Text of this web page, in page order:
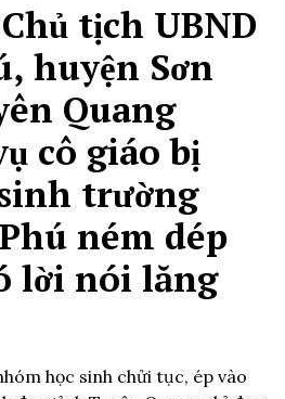
tịch UBND
huyện Sơn
Quang
cô giáo bị
trường
ném dép
lời nói lăng
học sinh chửi tục, ép vào